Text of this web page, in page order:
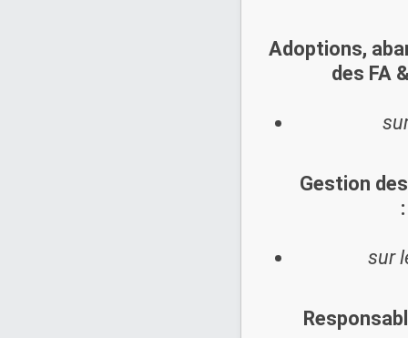
Adoptions,
des FA
Gestion
:
sur